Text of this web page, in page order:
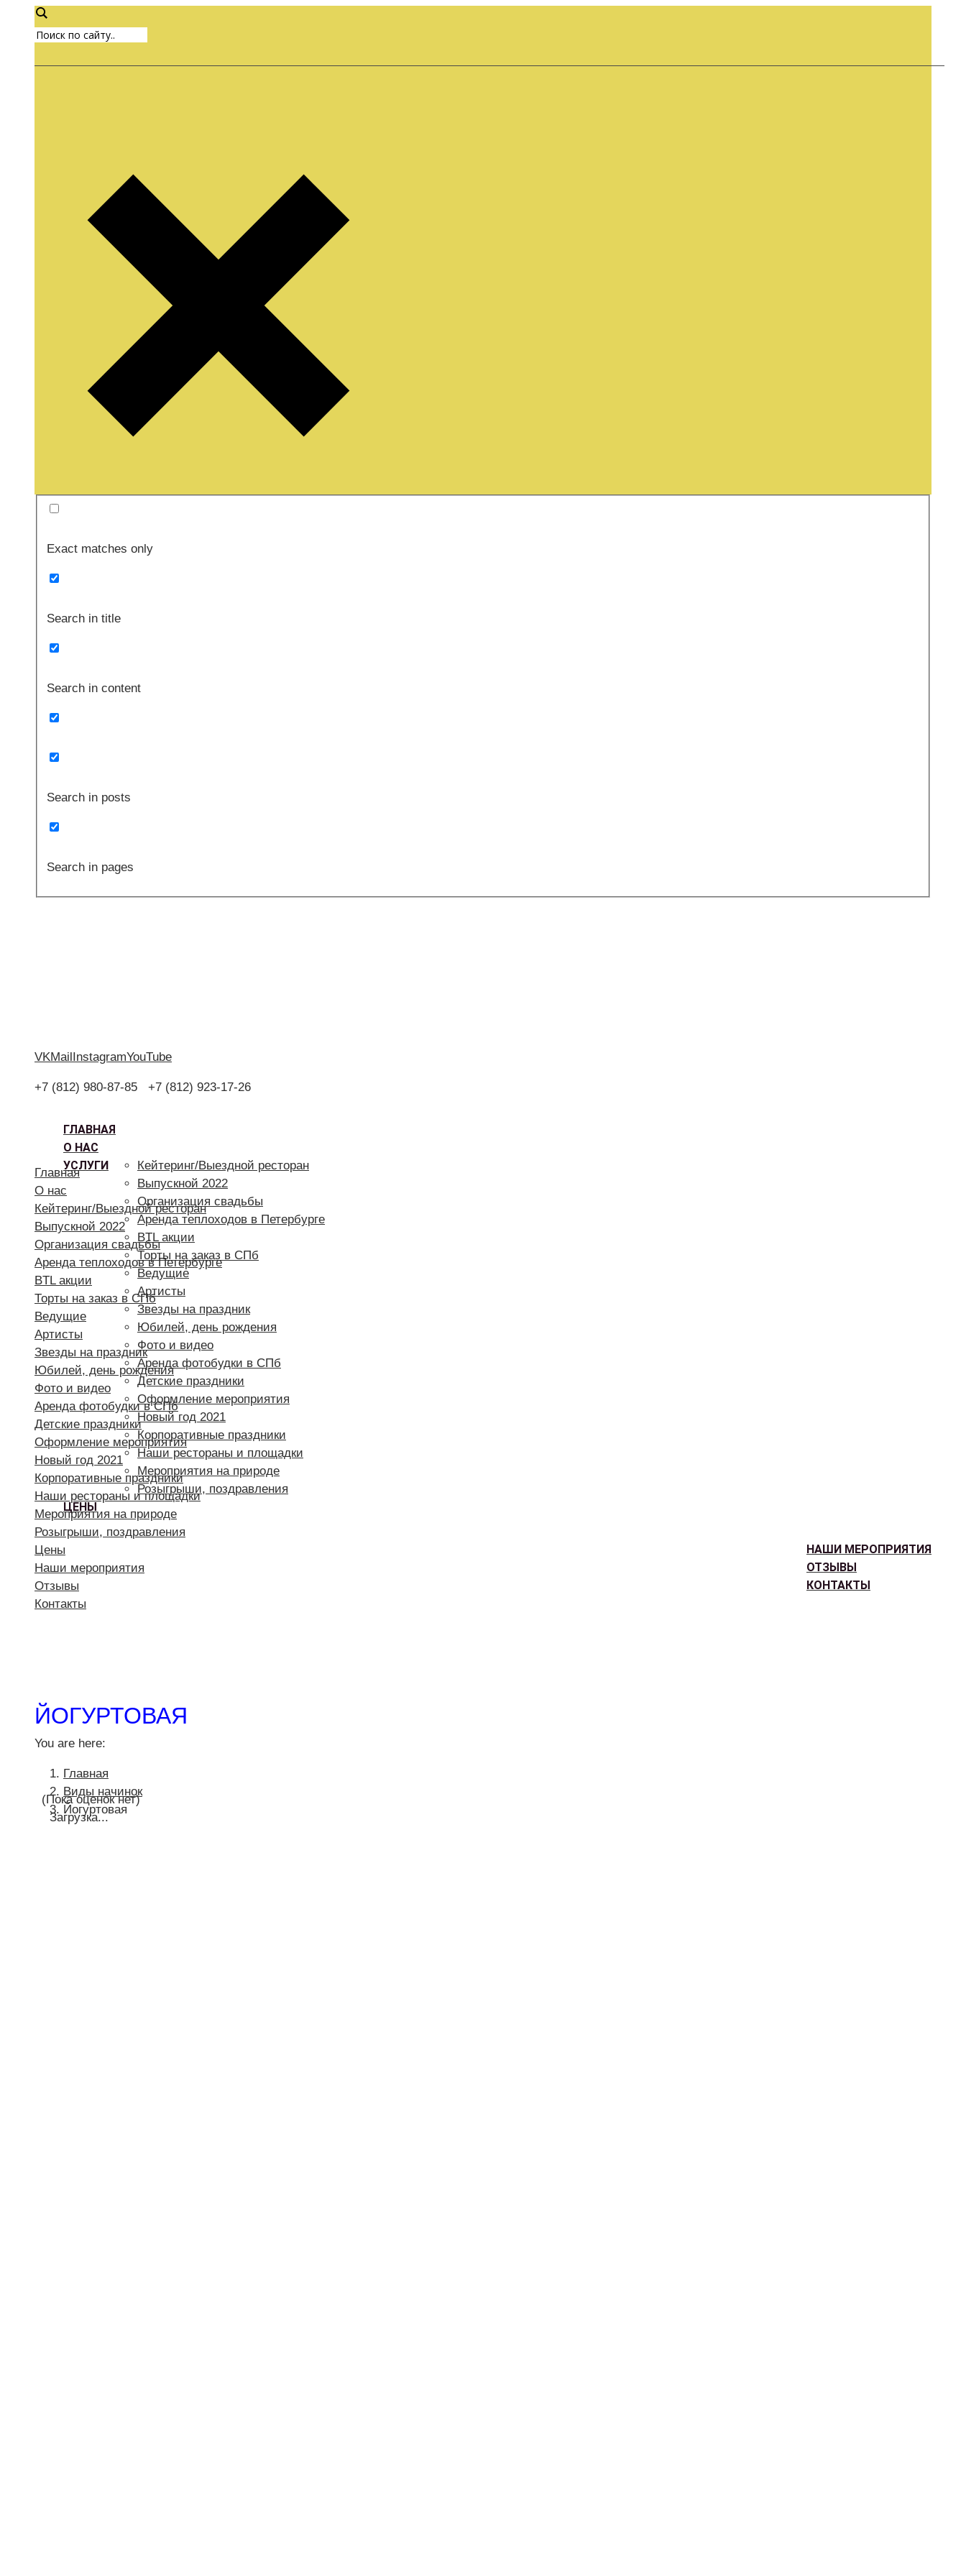
Exact matches only
Search in title
Search in content
Search in posts
Search in pages
VKMailInstagramYouTube
+7 (812) 980-87-85 +7 (812) 923-17-26
ГЛАВНАЯ
О НАС
УСЛУГИ
Кейтеринг/Выездной ресторан
Выпускной 2022
Организация свадьбы
Аренда теплоходов в Петербурге
BTL акции
Торты на заказ в СПб
Ведущие
Артисты
Звезды на праздник
Юбилей, день рождения
Фото и видео
Аренда фотобудки в СПб
Детские праздники
Оформление мероприятия
Новый год 2021
Корпоративные праздники
Наши рестораны и площадки
Мероприятия на природе
Розыгрыши, поздравления
ЦЕНЫ
НАШИ МЕРОПРИЯТИЯ
ОТЗЫВЫ
КОНТАКТЫ
Главная
О нас
Кейтеринг/Выездной ресторан
Выпускной 2022
Организация свадьбы
Аренда теплоходов в Петербурге
BTL акции
Торты на заказ в СПб
Ведущие
Артисты
Звезды на праздник
Юбилей, день рождения
Фото и видео
Аренда фотобудки в СПб
Детские праздники
Оформление мероприятия
Новый год 2021
Корпоративные праздники
Наши рестораны и площадки
Мероприятия на природе
Розыгрыши, поздравления
Цены
Наши мероприятия
Отзывы
Контакты
ЙОГУРТОВАЯ
You are here:
Главная
Виды начинок
Йогуртовая
(Пока оценок нет)
Загрузка...